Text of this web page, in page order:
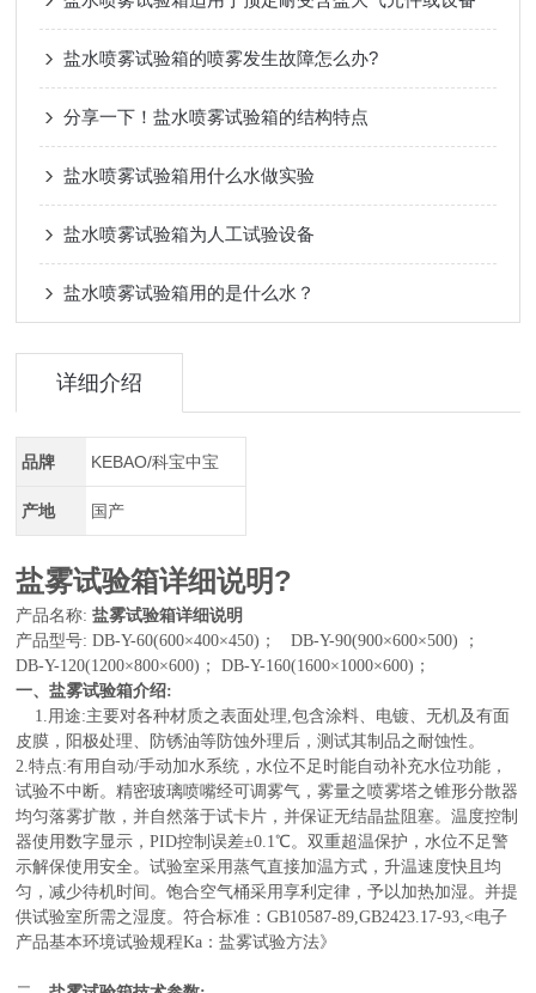
盐水喷雾试验箱的喷雾发生故障怎么办?
分享一下！盐水喷雾试验箱的结构特点
盐水喷雾试验箱用什么水做实验
盐水喷雾试验箱为人工试验设备
盐水喷雾试验箱用的是什么水？
详细介绍
品牌 KEBAO/科宝中宝
产地 国产
盐雾试验箱详细说明?
产品名称:盐雾试验箱详细说明
产品型号: DB-Y-60(600×400×450)；DB-Y-90(900×600×500) ；
DB-Y-120(1200×800×600) ；DB-Y-160(1600×1000×600) ；
一、盐雾试验箱介绍:
1.用途:主要对各种材质之表面处理,包含涂料、电镀、无机及有面
皮膜，阳极处理、防锈油等防蚀外理后，测试其制品之耐蚀性。
2.特点:有用自动/手动加水系统，水位不足时能自动补充水位功能，
试验不中断。精密玻璃喷嘴经可调雾气，雾量之喷雾塔之锥形分散器
均匀落雾扩散，并自然落于试卡片，并保证无结晶盐阻塞。温度控制
器使用数字显示，PID控制误差±0.1℃。双重超温保护，水位不足警
示解保使用安全。试验室采用蒸气直接加温方式，升温速度快且均
匀，减少待机时间。饱合空气桶采用享利定律，予以加热加湿。并提
供试验室所需之湿度。符合标准：GB10587-89,GB2423.17-93,<电子
产品基本环境试验规程Ka ：盐雾试验方法》